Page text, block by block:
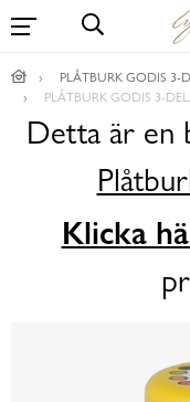
PLÅTBURK GODIS 3-
PLÅTBURK GODIS 3-
Detta är en
Klicka